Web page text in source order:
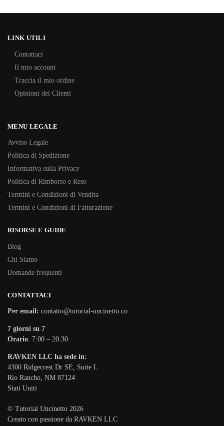
LINK UTILI
Contattaci
Il mio account
Traccia il mio ordine
Opinioni dei Clienti
MENU LEGALE
Avviso Legale
Politica di Spedizione
Informativa sulla Privacy
Politica di Rimborso e Reso
Termini e Condizioni di Vendita
Termini e Condizioni di Fatturazione
RISORSE E GUIDE
Blog
Chi Siamo
Domande frequenti
CONTATTACI
Per email: contatto@tutorial-uncinetto.co
7 giorni su 7
Orario: 7:00 – 20:30
RAVKEN LLC ha sede in:
4300 Ridgecrest Dr SE, Suite L
Rio Rancho, NM 87124
Stati Uniti
© Tutorial Uncinetto 2026
Creato con passione da RAVKEN LLC